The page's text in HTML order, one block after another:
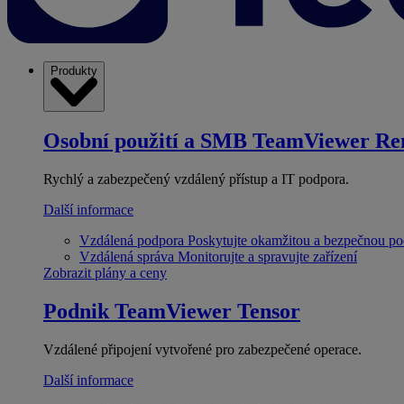
Produkty
Osobní použití a SMB TeamViewer
Rychlý a zabezpečený vzdálený přístup a IT podpora.
Další informace
Vzdálená podpora Poskytujte okamžitou a bezpečnou
Vzdálená správa Monitorujte a spravujte zařízení
Zobrazit plány a ceny
Podnik TeamViewer Tensor
Vzdálené připojení vytvořené pro zabezpečené operace.
Další informace